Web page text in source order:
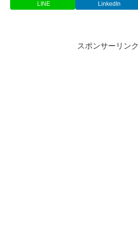
LINE LinkedIn
スポンサーリンク